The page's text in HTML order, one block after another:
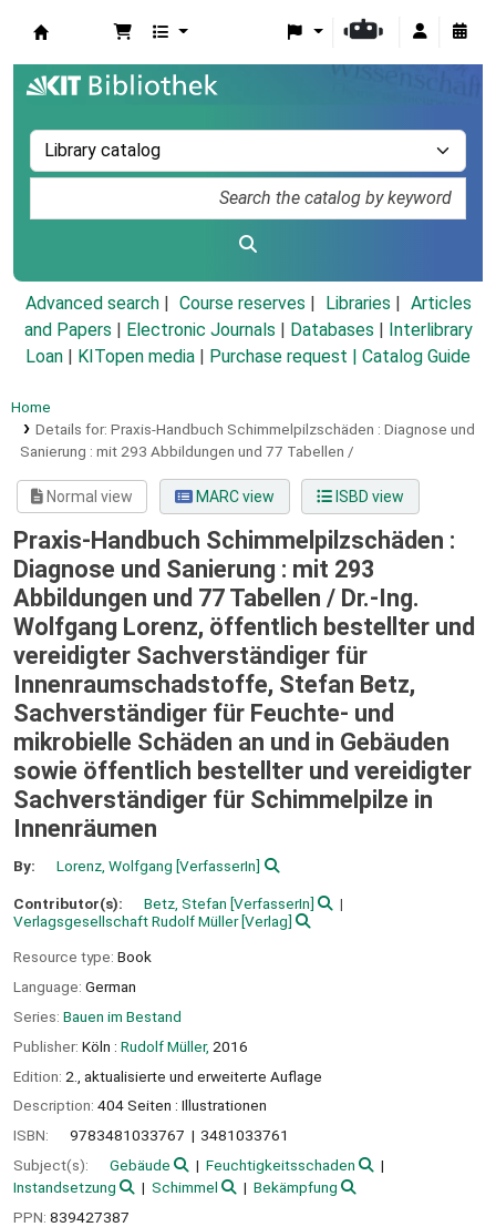
Advanced search Course reserves Libraries
Articles
and Papers
Electronic Journals Databases
Interlibrary
Loan
KITopen media Purchase request | Catalog Guide
Home
Details for: Praxis-Handbuch Schimmelpilzschäden : Diagnose und
Sanierung : mit 293 Abbildungen und 77 Tabellen /
Normal view MARC view ISBD view
Praxis-Handbuch Schimmelpilzschäden :
Diagnose und Sanierung : mit 293
Abbildungen und 77 Tabellen / Dr.-Ing.
Wolfgang Lorenz, öffentlich bestellter und
vereidigter Sachverständiger für
Innenraumschadstoffe, Stefan Betz,
Sachverständiger für Feuchte- und
mikrobielle Schäden an und in Gebäuden
sowie öffentlich bestellter und vereidigter
Sachverständiger für Schimmelpilze in
Innenräumen
By: Lorenz, Wolfgang [VerfasserIn]
Contributor(s): Betz, Stefan [VerfasserIn]
Verlagsgesellschaft Rudolf Müller[Verlag]
Resource type: Book
Language: German
Series: Bauen im Bestand
Publisher: Köln : Rudolf Müller, 2016
Edition: 2., aktualisierte und erweiterte Auflage
Description: 404 Seiten : Illustrationen
ISBN:
9783481033767
3481033761
Subject(s):
Gebäude
Feuchtigkeitsschaden
Instandsetzung
Schimmel
Bekämpfung
PPN: 839427387